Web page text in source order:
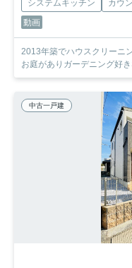
システムキッチン
カウ
動画
2013年築でハウスクリーニ
お庭がありガーデニング好
中古一戸建